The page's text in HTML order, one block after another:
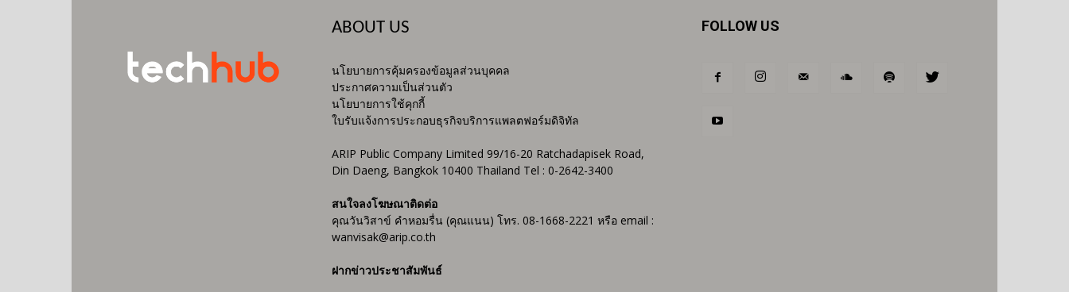
ABOUT US
นโยบายการคุ้มครองข้อมูลส่วนบุคคล
ประกาศความเป็นส่วนตัว
นโยบายการใช้คุกกี้
ใบรับแจ้งการประกอบธุรกิจบริการแพลตฟอร์มดิจิทัล
ARIP Public Company Limited 99/16-20 Ratchadapisek Road,
Din Daeng, Bangkok 10400 Thailand Tel : 0-2642-3400
สนใจลงโฆษณาติดต่อ
คุณวันวิสาข์ คำหอมรื่น (คุณแนน) โทร. 08-1668-2221 หรือ email :
wanvisak@arip.co.th
ฝากข่าวประชาสัมพันธ์
FOLLOW US